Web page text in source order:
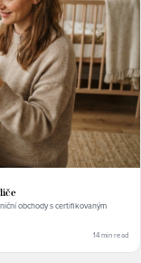
obchody s certifikovaným
14 min read